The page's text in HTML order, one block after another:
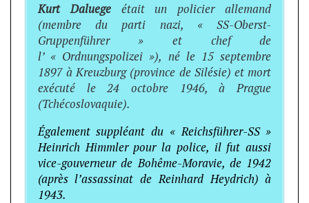
Kurt Daluegeétait un policier allemand
(membre du parti nazi, « SS-Oberst-
Gruppenführer » et chef de
l’ « Ordnungspolizei »), né le 15 septembre
1897 à Kreuzburg (province de Silésie) et mort
exécuté le 24 octobre 1946, à Prague
(Tchécoslovaquie).
Également suppléant du « Reichsführer-SS »
Heinrich Himmler pour la police, il fut aussi
vice-gouverneur de Bohême-Moravie, de 1942
(après l’assassinat de Reinhard Heydrich) à
1943.